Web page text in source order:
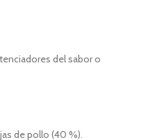
del sabor o
de pollo (40 %).